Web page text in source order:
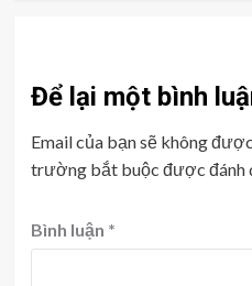
Để lại một bình
Email của bạn sẽ không
trường bắt buộc được đánh
Bình luận *